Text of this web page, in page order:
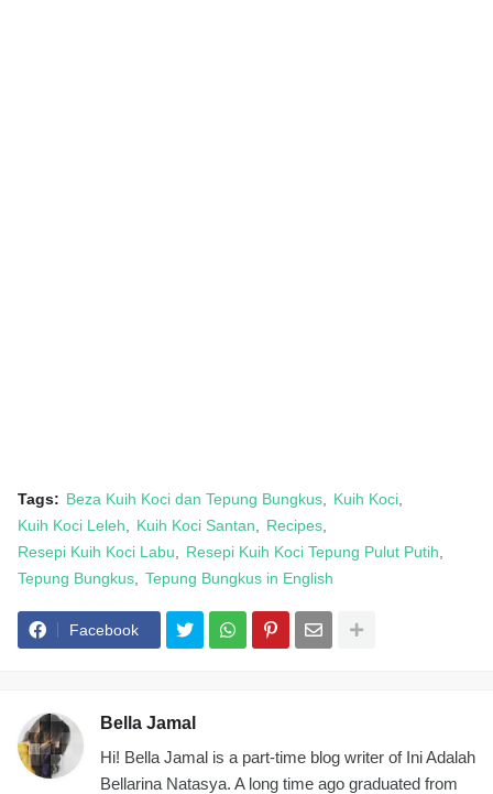
Tags: Beza Kuih Koci dan Tepung Bungkus
Kuih Koci
Kuih Koci Leleh
Kuih Koci Santan
Recipes
Resepi Kuih Koci Labu
Resepi Kuih Koci Tepung Pulut Putih
Tepung Bungkus
Tepung Bungkus in English
Facebook
Bella Jamal
Hi! Bella Jamal is a part-time blog writer of Ini Adalah
Bellarina Natasya. A long time ago graduated from